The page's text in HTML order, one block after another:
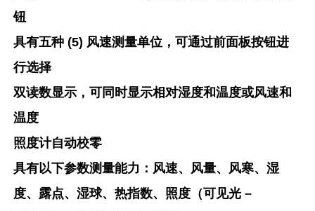
钮
具有五种 (5) 风速测量单位，可通过前面板按钮进
行选择
双读数显示，可同时显示相对湿度和温度或风速和
温度
照度计自动校零
具有以下参数测量能力：风速、风量、风寒、湿
度、露点、湿球、热指数、照度（可见光 –